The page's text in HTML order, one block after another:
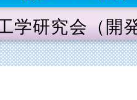
学研究会（開